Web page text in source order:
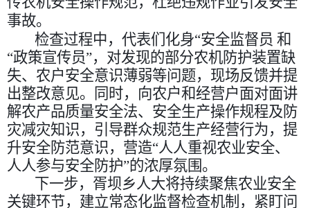
事故。
检查过程中，代表们化身“安全监督员 和
“政策宣传员”，对发现的部分农机防护装置缺
失、农户安全意识薄弱等问题，现场反馈并提
出整改意见。同时，向农户和经营户面对面讲
解农产品质量安全法、安全生产操作规程及防
灾减灾知识，引导群众规范生产经营行为，提
升安全防范意识，营造“人人重视农业安全、
人人参与安全防护”的浓厚氛围。
下一步，胥坝乡人大将持续聚焦农业安全
关键环节，建立常态化监督检查机制，紧盯问